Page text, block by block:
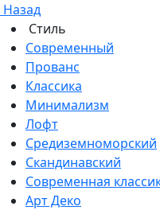
Назад
Стиль
Современный
Прованс
Классика
Минимализм
Лофт
Средиземноморский
Скандинавский
Современная
Арт Деко